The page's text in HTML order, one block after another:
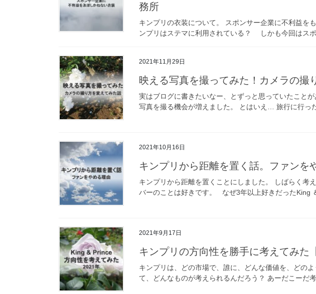
務所
キンプリの衣装について。 スポンサー企業に不利益
ンプリはステマに利用されている？ しかも今回はス
2021年11月29日
映える写真を撮ってみた！カメラの撮
実はブログに書きたいなー、とずっと思っていたこ
写真を撮る機会が増えました。 とはいえ… 旅行に行っ
2021年10月16日
キンプリから距離を置く話。ファンを
キンプリから距離を置くことにしました。 しばらく考
バーのことは好きです。 なぜ3年以上好きだったKing
2021年9月17日
キンプリの方向性を勝手に考えてみた
キンプリは、どの市場で、誰に、どんな価値を、どの
て、どんなものが考えられるんだろう？ あーだこーだ